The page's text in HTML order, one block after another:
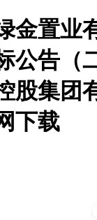
金置业
公告（
股集团
下载